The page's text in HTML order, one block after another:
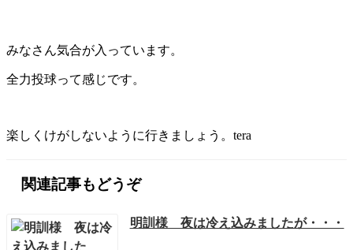
みなさん気合が入っています。
全力投球って感じです。
楽しくけがしないように行きましょう。tera
関連記事もどうぞ
明訓様 夜は冷え込みましたが・・・